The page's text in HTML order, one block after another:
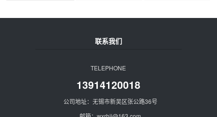
联系我们
TELEPHONE
13914120018
公司地址：无锡市新吴区张公路36号